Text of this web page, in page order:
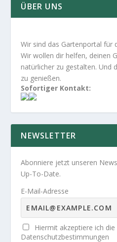
ÜBER UNS
Wir sind das Gartenportal für
Wir wollen dir helfen, deinen
natürlicher zu gestalten. Und
zu genießen.
Sofortiger Kontakt:
NEWSLETTER
Abonniere jetzt unseren
Up-To-Date.
E-Mail-Adresse
Hiermit akzeptiere ich die
Datenschutzbestimmungen